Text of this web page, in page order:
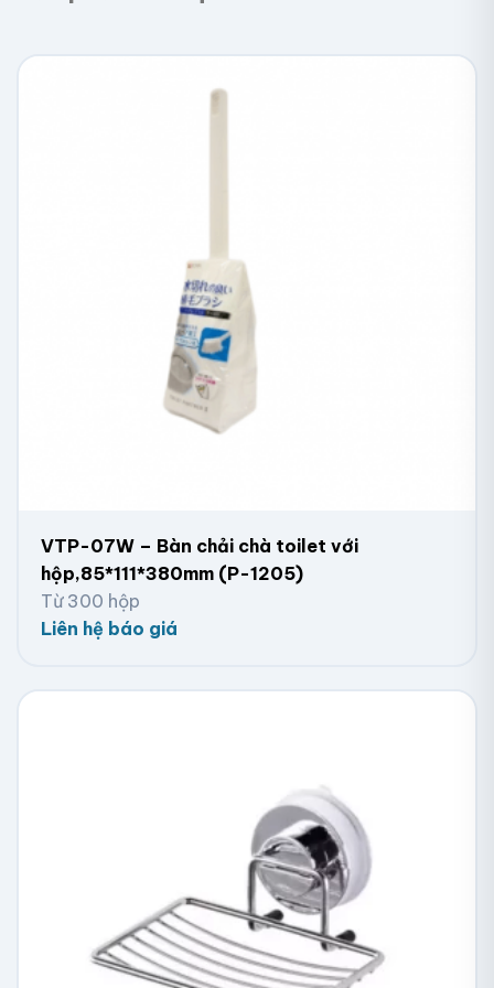
VTP-07W – Bàn chải chà toilet với
hộp,85*111*380mm (P-1205)
Từ 300 hộp
Liên hệ báo giá